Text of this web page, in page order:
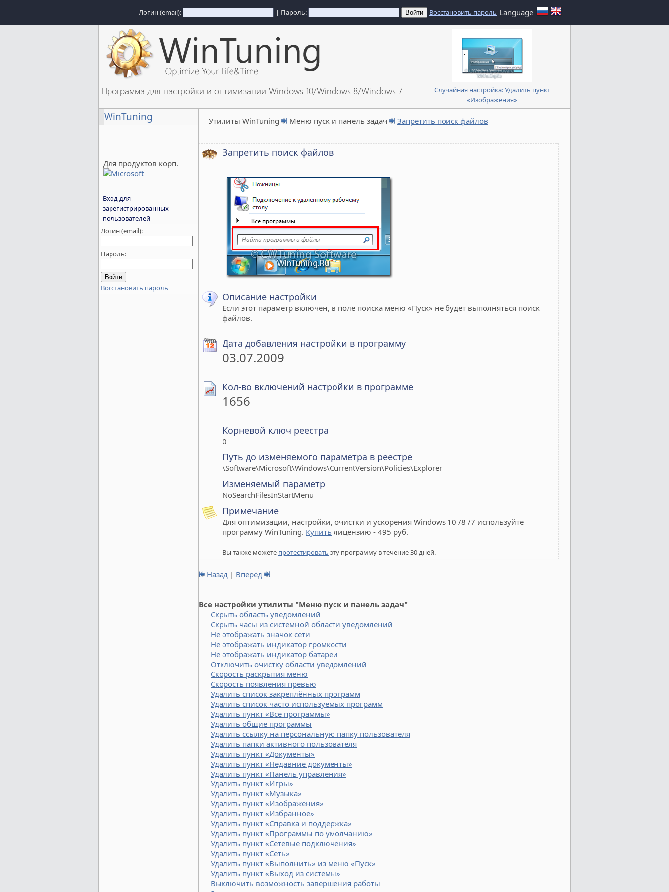
Логин (email): | Пароль: Восстановить пароль Language
Программа для настройки и оптимизации Windows 10/Windows 8/Windows 7
Случайная настройка: Удалить пункт
«Изображения»
WinTuning
Для продуктов корп.
Вход для
зарегистрированных
пользователей
Логин (email):
Пароль:
Восстановить пароль
Утилиты WinTuning Меню пуск и панель задач Запретить поиск файлов
Запретить поиск файлов
Описание настройки
Если этот параметр включен, в поле поиска меню «Пуск» не будет выполняться поиск
файлов.
Дата добавления настройки в программу
03.07.2009
Кол-во включений настройки в программе
1656
Корневой ключ реестра
0
Путь до изменяемого параметра в реестре
\Software\Microsoft\Windows\CurrentVersion\Policies\Explorer
Изменяемый параметр
NoSearchFilesInStartMenu
Примечание
Для оптимизации, настройки, очистки и ускорения Windows 10 /8 /7 используйте
программу WinTuning. Купить лицензию - 495 руб.
Вы также можете протестировать эту программу в течение 30 дней.
Назад | Вперёд
Все настройки утилиты "Меню пуск и панель задач"
Скрыть область уведомлений
Скрыть часы из системной области уведомлений
Не отображать значок сети
Не отображать индикатор громкости
Не отображать индикатор батареи
Отключить очистку области уведомлений
Скорость раскрытия меню
Скорость появления превью
Удалить список закреплённых программ
Удалить список часто используемых программ
Удалить пункт «Все программы»
Удалить общие программы
Удалить ссылку на персональную папку пользователя
Удалить папки активного пользователя
Удалить пункт «Документы»
Удалить пункт «Недавние документы»
Удалить пункт «Панель управления»
Удалить пункт «Игры»
Удалить пункт «Музыка»
Удалить пункт «Изображения»
Удалить пункт «Избранное»
Удалить пункт «Справка и поддержка»
Удалить пункт «Программы по умолчанию»
Удалить пункт «Сетевые подключения»
Удалить пункт «Сеть»
Удалить пункт «Выполнить» из меню «Пуск»
Удалить пункт «Выход из системы»
Выключить возможность завершения работы